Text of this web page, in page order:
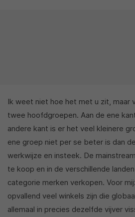
Ik weet niet hoe het met u zit, maar
twee hoofdgroepen. Aan de ene
andere kant is er het veel kleinere
ene groep niet per se beter is dan
werkwijze en insteek. De
te koop en in de verschillende
categorie merken verkopen. Voor
opvallend veel winkels zijn die
allemaal in precies dezelfde vijver